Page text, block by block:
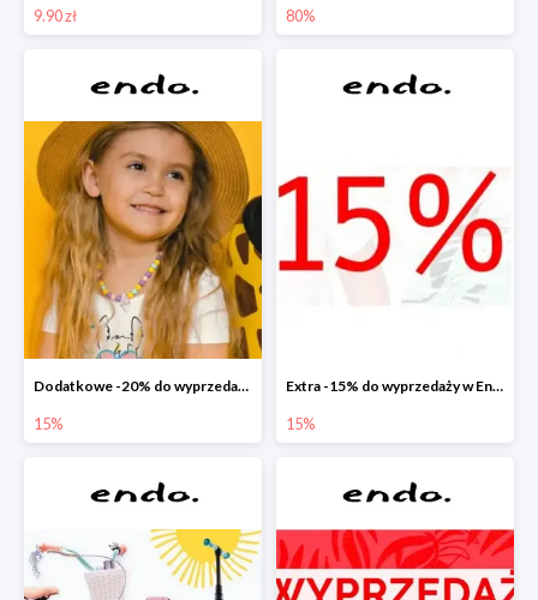
9.90 zł 80%
Dodatkowe -20% do wyprzedaży w Endo
15%
Extra -15% do wyprzedaży w Endo
15%